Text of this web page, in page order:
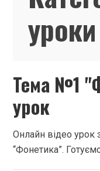
уроки
Тема №1
урок
Онлайн відео урок
“Фонетика”.